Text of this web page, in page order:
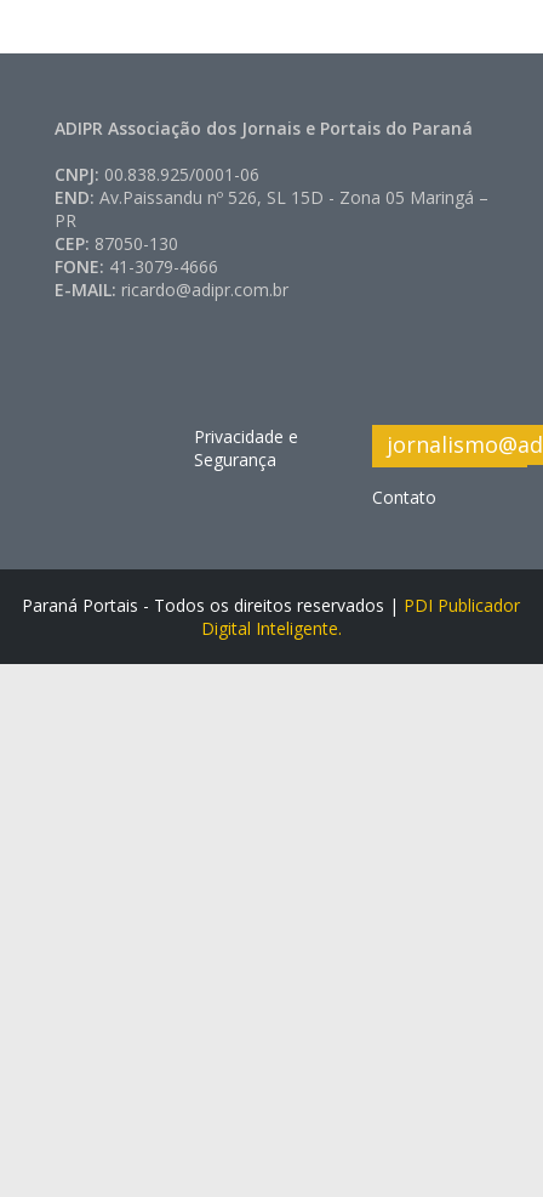
ADIPR Associação dos Jornais e Portais do Paraná
CNPJ: 00.838.925/0001-06
END:Av.Paissandu nº 526, SL 15D - Zona 05 Maringá –
PR
CEP: 87050-130
FONE: 41-3079-4666
E-MAIL: ricardo@adipr.com.br
Privacidade e
Segurança
Contato
Paraná Portais - Todos os direitos reservados | PDI Publicador
Digital Inteligente.